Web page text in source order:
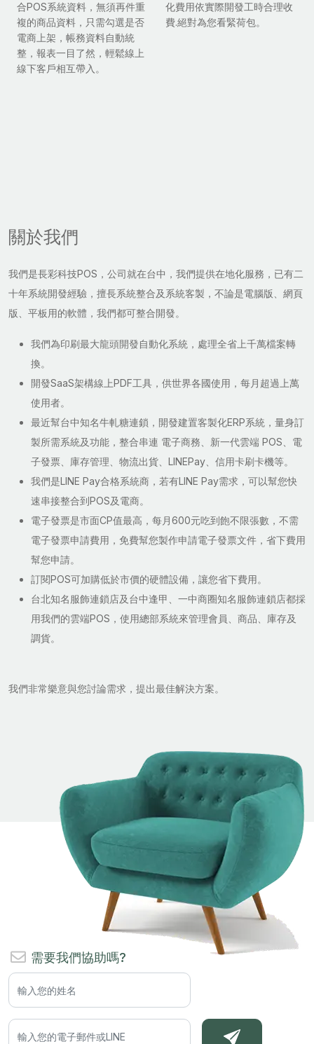
合POS系統資料，無須再件重
複的商品資料，只需勾選是否
電商上架，帳務資料自動統
整，報表一目了然，輕鬆線上
線下客戶相互帶入。
化費用依實際開發工時合理收
費.絕對為您看緊荷包。
關於我們
我們是長彩科技POS，公司就在台中，我們提供在地化服務，已有二
十年系統開發經驗，擅長系統整合及系統客製，不論是電腦版、網頁
版、平板用的軟體，我們都可整合開發。
我們為印刷最大龍頭開發自動化系統，處理全省上千萬檔案轉
換。
開發SaaS架構線上PDF工具，供世界各國使用，每月超過上萬
使用者。
最近幫台中知名牛軋糖連鎖，開發建置客製化ERP系統，量身訂
製所需系統及功能，整合串連 電子商務、新一代雲端 POS、電
子發票、庫存管理、物流出貨、LINEPay、信用卡刷卡機等。
我們是LINE Pay合格系統商，若有LINE Pay需求，可以幫您快
速串接整合到POS及電商。
電子發票是市面CP值最高，每月600元吃到飽不限張數，不需
電子發票申請費用，免費幫您製作申請電子發票文件，省下費用
幫您申請。
訂閱POS可加購低於市價的硬體設備，讓您省下費用。
台北知名服飾連鎖店及台中逢甲、一中商圈知名服飾連鎖店都採
用我們的雲端POS，使用總部系統來管理會員、商品、庫存及
調貨。
我們非常樂意與您討論需求，提出最佳解決方案。
需要我們協助嗎?